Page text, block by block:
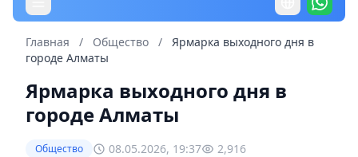
Главная / Общество /
Ярмарка выходного дня в
городе Алматы
Ярмарка выходного дня в
городе Алматы
Общество 08.05.2026, 19:37 2,916